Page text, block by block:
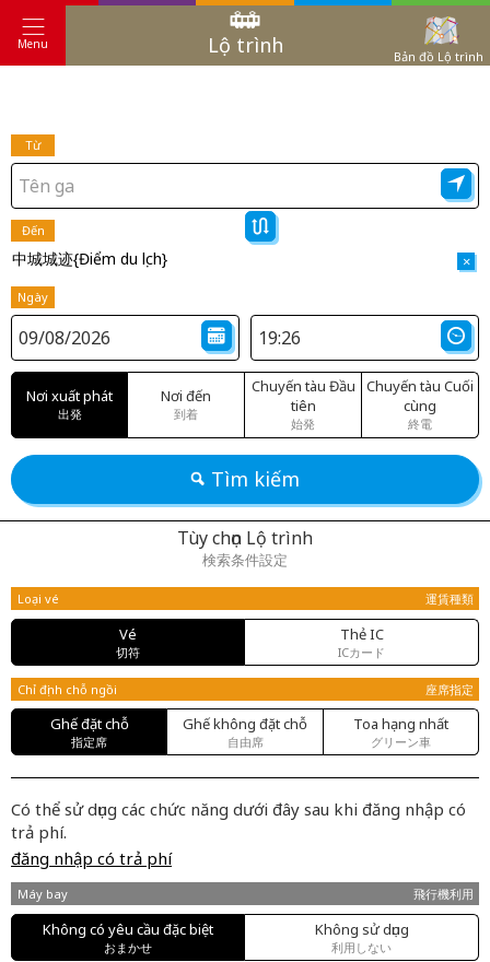
Menu Lộ trình Bản đồ Lộ trình
Từ
Đến
中城城迹{Điểm du lịch} ×
Ngày
Nơi xuất phát
出発
Nơi đến
到着
Chuyến tàu Đầu
tiên
始発
Chuyến tàu Cuối
cùng
終電
Tìm kiếm
Tùy chọn Lộ trình
検索条件設定
Loại vé 運賃種類
Vé
切符
Thẻ IC
ICカード
Chỉ định chỗ ngồi 座席指定
Ghế đặt chỗ
指定席
Ghế không đặt chỗ
自由席
Toa hạng nhất
グリーン車
Có thể sử dụng các chức năng dưới đây sau khi đăng nhập có
trả phí.
đăng nhập có trả phí
Máy bay 飛行機利用
Không có yêu cầu đặc biệt
おまかせ
Không sử dụng
利用しない